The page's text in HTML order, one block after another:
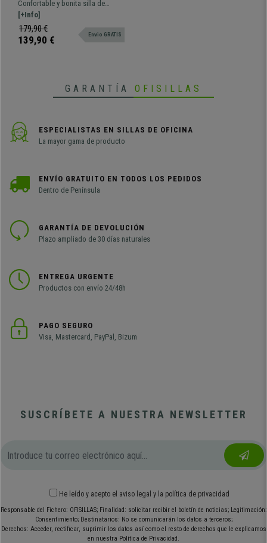
Cromada, en Malla
Transpirable color Negro
Confortable y bonita silla de
confidente tapizada en malla
transpirable con robusta
estructura metálica.
[+Info]
179,90 €
139,90 € Envio GRATIS
GARANTÍA OFISILLAS
ESPECIALISTAS EN SILLAS DE OFICINA
La mayor gama de producto
ENVÍO GRATUITO EN TODOS LOS PEDIDOS
Dentro de Península
GARANTÍA DE DEVOLUCIÓN
Plazo ampliado de 30 días naturales
ENTREGA URGENTE
Productos con envío 24/48h
PAGO SEGURO
Visa, Mastercard, PayPal, Bizum
SUSCRÍBETE A NUESTRA NEWSLETTER
He leído y acepto el aviso legal y la política de privacidad
Responsable del Fichero: OFISILLAS; Finalidad: solicitar recibir el boletín de noticias; Legitimación:
Consentimiento; Destinatarios: No se comunicarán los datos a terceros;
Derechos: Acceder, rectificar, suprimir los datos así como el resto de derechos que le explicamos
en nuestra Política de Privacidad.